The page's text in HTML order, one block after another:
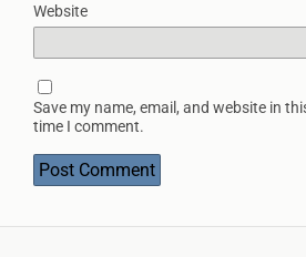
Website
Save my name, email, and website in
time I comment.